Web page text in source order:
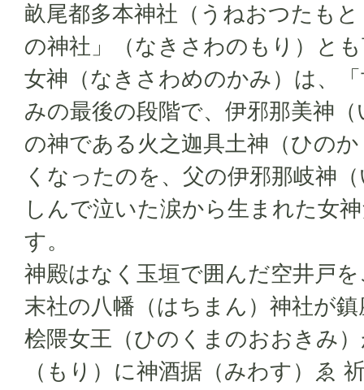
畝尾都多本神社（うねおつたも
の神社」（なきさわのもり）と
女神（なきさわめのかみ）は、
みの最後の段階で、伊邪那美神
の神である火之迦具土神（ひの
くなったのを、父の伊邪那岐神
しんで泣いた涙から生まれた女
す。
神殿はなく玉垣で囲んだ空井戸
末社の八幡（はちまん）神社が
桧隈女王（ひのくまのおおきみ
（もり）に神酒据（みわす）ゑ